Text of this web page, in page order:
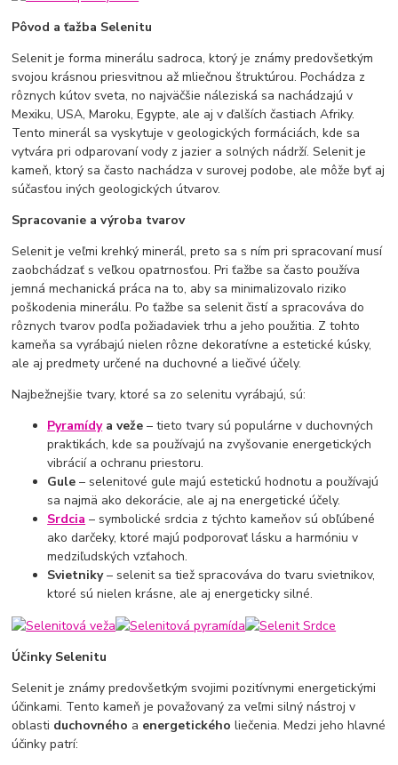
Pôvod a ťažba Selenitu
Selenit je forma minerálu sadroca, ktorý je známy predovšetkým
svojou krásnou priesvitnou až mliečnou štruktúrou. Pochádza z
rôznych kútov sveta, no najväčšie náleziská sa nachádzajú v
Mexiku, USA, Maroku, Egypte, ale aj v ďalších častiach Afriky.
Tento minerál sa vyskytuje v geologických formáciách, kde sa
vytvára pri odparovaní vody z jazier a solných nádrží. Selenit je
kameň, ktorý sa často nachádza v surovej podobe, ale môže byť aj
súčasťou iných geologických útvarov.
Spracovanie a výroba tvarov
Selenit je veľmi krehký minerál, preto sa s ním pri spracovaní musí
zaobchádzať s veľkou opatrnosťou. Pri ťažbe sa často používa
jemná mechanická práca na to, aby sa minimalizovalo riziko
poškodenia minerálu. Po ťažbe sa selenit čistí a spracováva do
rôznych tvarov podľa požiadaviek trhu a jeho použitia. Z tohto
kameňa sa vyrábajú nielen rôzne dekoratívne a estetické kúsky,
ale aj predmety určené na duchovné a liečivé účely.
Najbežnejšie tvary, ktoré sa zo selenitu vyrábajú, sú:
Pyramídya veže– tieto tvary sú populárne v duchovných
praktikách, kde sa používajú na zvyšovanie energetických
vibrácií a ochranu priestoru.
Gule – selenitové gule majú estetickú hodnotu a používajú
sa najmä ako dekorácie, ale aj na energetické účely.
Srdcia – symbolické srdcia z týchto kameňov sú obľúbené
ako darčeky, ktoré majú podporovať lásku a harmóniu v
medziľudských vzťahoch.
Svietniky– selenit sa tiež spracováva do tvaru svietnikov,
ktoré sú nielen krásne, ale aj energeticky silné.
Účinky Selenitu
Selenit je známy predovšetkým svojimi pozitívnymi energetickými
účinkami. Tento kameň je považovaný za veľmi silný nástroj v
oblasti duchovného a energetického liečenia. Medzi jeho hlavné
účinky patrí: